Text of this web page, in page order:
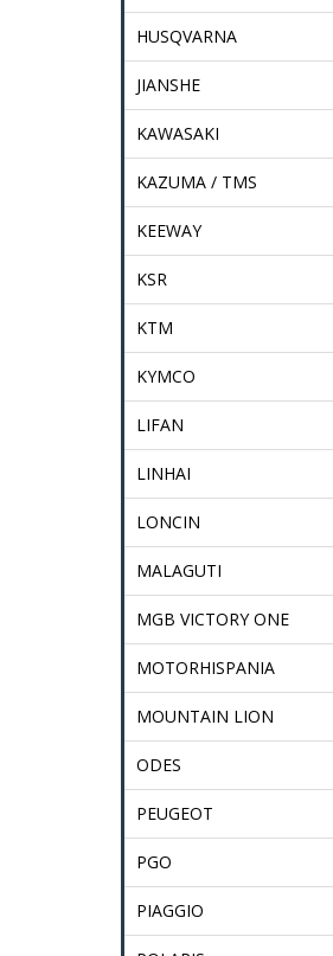
HUSQVARNA
JIANSHE
KAWASAKI
KAZUMA / TMS
KEEWAY
KSR
KTM
KYMCO
LIFAN
LINHAI
LONCIN
MALAGUTI
MGB VICTORY ONE
MOTORHISPANIA
MOUNTAIN LION
ODES
PEUGEOT
PGO
PIAGGIO